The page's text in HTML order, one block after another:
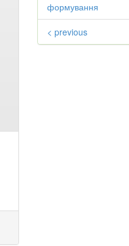
формування
< previous